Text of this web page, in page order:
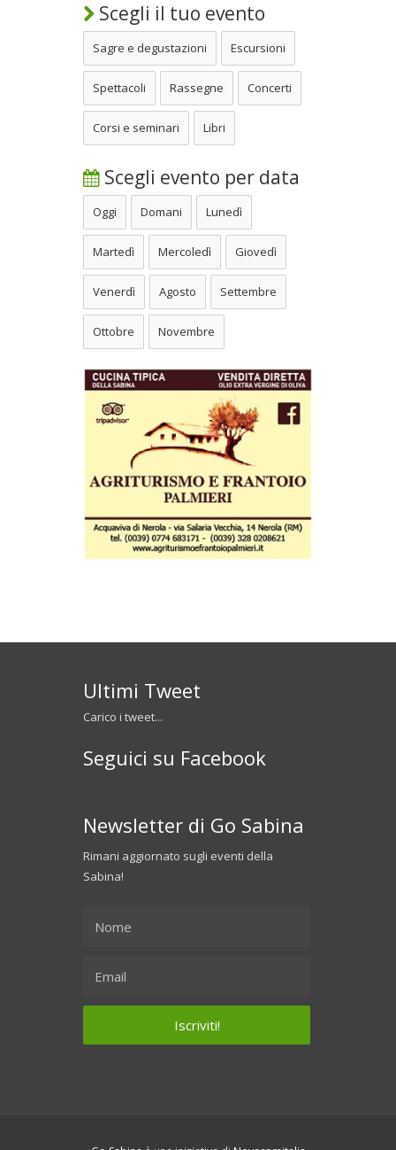
Scegli il tuo evento
Sagre e degustazioni Escursioni
Spettacoli Rassegne Concerti
Corsi e seminari Libri
Scegli evento per data
Oggi Domani Lunedì
Martedì Mercoledì Giovedì
Venerdì Agosto Settembre
Ottobre Novembre
Ultimi Tweet
Carico i tweet...
Seguici su Facebook
Newsletter di Go Sabina
Rimani aggiornato sugli eventi della
Sabina!